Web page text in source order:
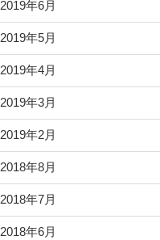
2019年6月
2019年5月
2019年4月
2019年3月
2019年2月
2018年8月
2018年7月
2018年6月